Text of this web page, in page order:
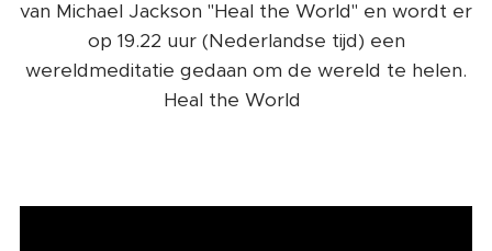
van Michael Jackson "Heal the World" en wordt er
op 19.22 uur (Nederlandse tijd) een
wereldmeditatie gedaan om de wereld te helen.
Heal the World